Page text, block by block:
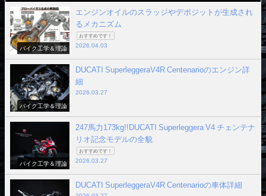
バイク工学＆理論
エンジンオイルのスラッジやデポジットが生成され
るメカニズム
おすすめです！
2026.04.03
バイク工学＆理論
DUCATI SuperleggeraV4R Centenarioのエンジン詳
細
2026.03.27
バイク工学＆理論
247馬力173kg!!DUCATI Superleggera V4 チェンテナ
リオ記念モデルの全貌
おすすめです！
2026.03.27
DUCATI SuperleggeraV4R Centenarioの車体詳細